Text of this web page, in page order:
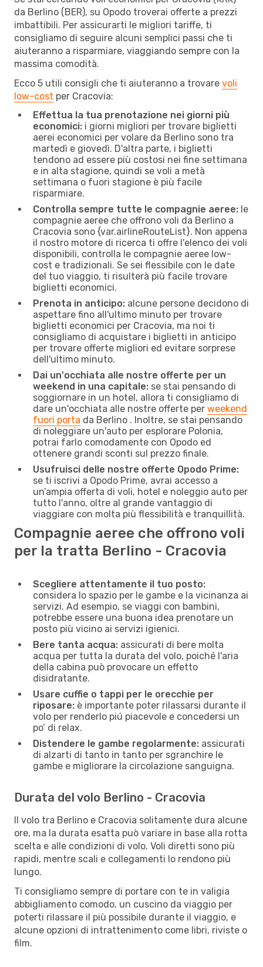
da Berlino (BER), su Opodo troverai offerte a prezzi
imbattibili. Per assicurarti le migliori tariffe, ti
consigliamo di seguire alcuni semplici passi che ti
aiuteranno a risparmiare, viaggiando sempre con la
massima comodità.
Ecco 5 utili consigli che ti aiuteranno a trovare voli
low-cost per Cracovia:
Effettua la tua prenotazione nei giorni più
economici: i giorni migliori per trovare biglietti
aerei economici per volare da Berlino sono tra
martedì e giovedì. D'altra parte, i biglietti
tendono ad essere più costosi nei fine settimana
e in alta stagione, quindi se voli a metà
settimana o fuori stagione è più facile
risparmiare.
Controlla sempre tutte le compagnie aeree: le
compagnie aeree che offrono voli da Berlino a
Cracovia sono {​var.airlineRouteList}. Non appena
il nostro motore di ricerca ti offre l'elenco dei voli
disponibili, controlla le compagnie aeree low-
cost e tradizionali. Se sei flessibile con le date
del tuo viaggio, ti risulterà più facile trovare
biglietti economici.
Prenota in anticipo: alcune persone decidono di
aspettare fino all'ultimo minuto per trovare
biglietti economici per Cracovia, ma noi ti
consigliamo di acquistare i biglietti in anticipo
per trovare offerte migliori ed evitare sorprese
dell'ultimo minuto.
Dai un'occhiata alle nostre offerte per un
weekend in una capitale: se stai pensando di
soggiornare in un hotel, allora ti consigliamo di
dare un'occhiata alle nostre offerte per weekend
fuori porta da Berlino . Inoltre, se stai pensando
di noleggiare un'auto per esplorare Polonia,
potrai farlo comodamente con Opodo ed
ottenere grandi sconti sul prezzo finale.
Usufruisci delle nostre offerte Opodo Prime:
se ti iscrivi a Opodo Prime, avrai accesso a
un’ampia offerta di voli, hotel e noleggio auto per
tutto l'anno, oltre al grande vantaggio di
viaggiare con molta più flessibilità e tranquillità.
Compagnie aeree che offrono voli
per la tratta Berlino - Cracovia
Scegliere attentamente il tuo posto:
considera lo spazio per le gambe e la vicinanza ai
servizi. Ad esempio, se viaggi con bambini,
potrebbe essere una buona idea prenotare un
posto più vicino ai servizi igienici.
Bere tanta acqua: assicurati di bere molta
acqua per tutta la durata del volo, poiché l'aria
della cabina può provocare un effetto
disidratante.
Usare cuffie o tappi per le orecchie per
riposare: è importante poter rilassarsi durante il
volo per renderlo piú piacevole e concedersi un
po’ di relax.
Distendere le gambe regolarmente: assicurati
di alzarti di tanto in tanto per sgranchire le
gambe e migliorare la circolazione sanguigna.
Durata del volo Berlino - Cracovia
Il volo tra Berlino e Cracovia solitamente dura alcune
ore, ma la durata esatta può variare in base alla rotta
scelta e alle condizioni di volo. Voli diretti sono più
rapidi, mentre scali e collegamenti lo rendono più
lungo.
Ti consigliamo sempre di portare con te in valigia
abbigliamento comodo, un cuscino da viaggio per
poterti rilassare il più possibile durante il viaggio, e
alcune opzioni di intrattenimento come libri, riviste o
film.